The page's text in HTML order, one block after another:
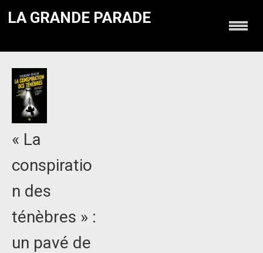
LA GRANDE PARADE
« La
conspiratio
n des
ténèbres » :
un pavé de